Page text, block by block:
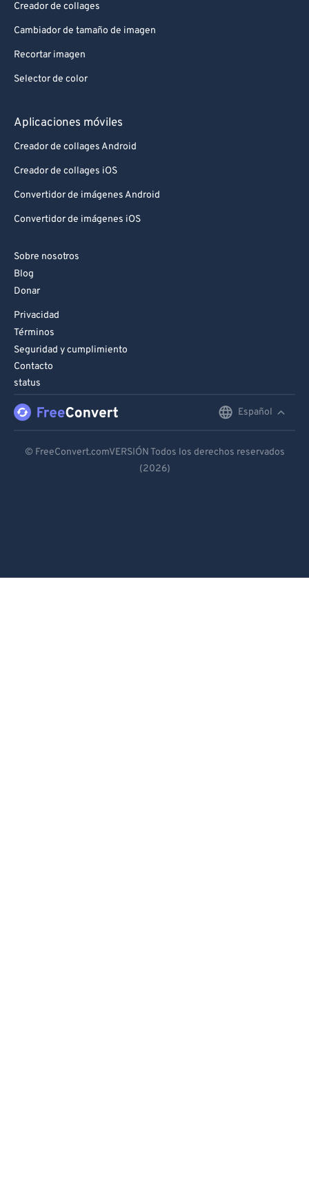
Creador de collages
Cambiador de tamaño de imagen
Recortar imagen
Selector de color
Aplicaciones móviles
Creador de collages Android
Creador de collages iOS
Convertidor de imágenes Android
Convertidor de imágenes iOS
Sobre nosotros
Blog
Donar
Privacidad
Términos
Seguridad y cumplimiento
Contacto
status
Español
Español
© FreeConvert.comVERSIÓN Todos los derechos reservados
(2026)